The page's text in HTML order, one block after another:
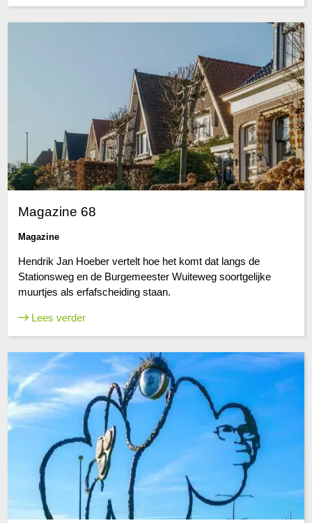
Magazine 68
Magazine
Hendrik Jan Hoeber vertelt hoe het komt dat langs de
Stationsweg en de Burgemeester Wuiteweg soortgelijke
muurtjes als erfafscheiding staan.
Lees verder